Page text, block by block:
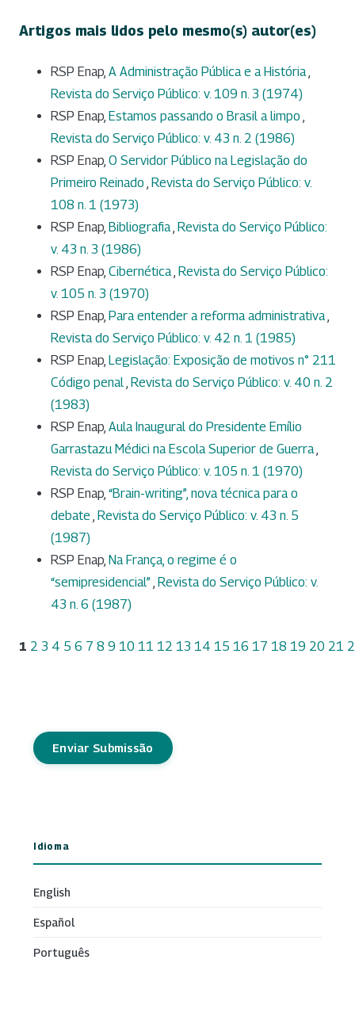
Artigos mais lidos pelo mesmo(s) autor(es)
RSP Enap, A Administração Pública e a História
Revista do Serviço Público: v. 109 n. 3 (1974)
RSP Enap, Estamos passando o Brasil a limpo
Revista do Serviço Público: v. 43 n. 2 (1986)
RSP Enap, O Servidor Público na Legislação do
Primeiro Reinado Revista do Serviço Público: v.
108 n. 1 (1973)
RSP Enap, Bibliografia Revista do Serviço Público:
v. 43 n. 3 (1986)
RSP Enap, Cibernética Revista do Serviço Público:
v. 105 n. 3 (1970)
RSP Enap, Para entender a reforma administrativa
Revista do Serviço Público: v. 42 n. 1 (1985)
RSP Enap, Legislação: Exposição de motivos n° 211
Código penal Revista do Serviço Público: v. 40 n. 2
(1983)
RSP Enap, Aula Inaugural do Presidente Emílio
Garrastazu Médici na Escola Superior de Guerra
Revista do Serviço Público: v. 105 n. 1 (1970)
RSP Enap, “Brain-writing”, nova técnica para o
debate Revista do Serviço Público: v. 43 n. 5
(1987)
RSP Enap, Na França, o regime é o
“semipresidencial” Revista do Serviço Público: v.
43 n. 6 (1987)
1 2 3 4 5 6 7 8 9 10 11 12 13 14 15 16 17 18 19 20 21
Enviar Submissão
Idioma
English
Español
Português